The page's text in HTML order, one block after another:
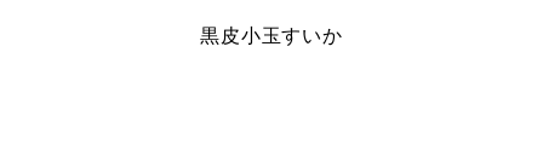
黒皮小玉すいか